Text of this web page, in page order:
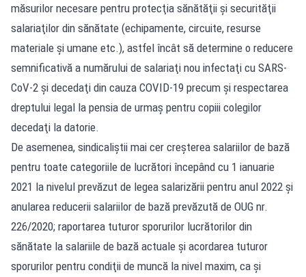
măsurilor necesare pentru protecţia sănătăţii şi securităţii
salariaţilor din sănătate (echipamente, circuite, resurse
materiale şi umane etc.), astfel încât să determine o reducere
semnificativă a numărului de salariaţi nou infectaţi cu SARS-
CoV-2 şi decedaţi din cauza COVID-19 precum şi respectarea
dreptului legal la pensia de urmaş pentru copiii colegilor
decedaţi la datorie.
De asemenea, sindicaliştii mai cer creşterea salariilor de bază
pentru toate categoriile de lucrători începând cu 1 ianuarie
2021 la nivelul prevăzut de legea salarizării pentru anul 2022 şi
anularea reducerii salariilor de bază prevăzută de OUG nr.
226/2020; raportarea tuturor sporurilor lucrătorilor din
sănătate la salariile de bază actuale şi acordarea tuturor
sporurilor pentru condiţii de muncă la nivel maxim, ca şi